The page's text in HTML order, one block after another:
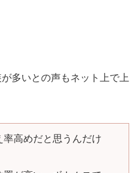
多いとの声もネット上で上
高めだと思うんだけ